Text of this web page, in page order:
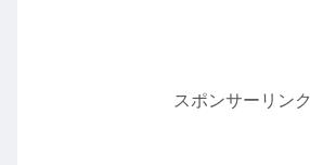
スポンサーリンク